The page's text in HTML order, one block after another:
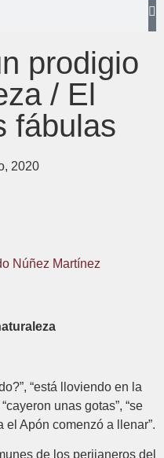
prodigio
/ El
fábulas
2020
Núñez Martínez
“está lloviendo en la
unas gotas”, “se
el Apón comenzó a llenar”.
de los perijaneros del